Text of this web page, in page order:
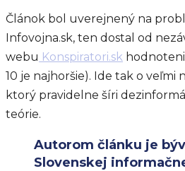
Článok bol uverejnený na
Infovojna.sk, ten dostal od
webu Konspiratori.sk
10 je najhoršie). Ide tak o veľmi
ktorý pravidelne šíri
teórie.
Autorom článku je
Slovenskej